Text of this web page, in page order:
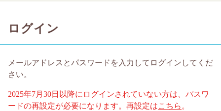
ログイン
メールアドレスとパスワードを入力してログインしてくだ
さい。
2025年7月30日以降にログインされていない方は、パスワ
ードの再設定が必要になります。再設定はこちら 。